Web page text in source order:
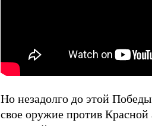
Но незадолго до этой
свое оружие против